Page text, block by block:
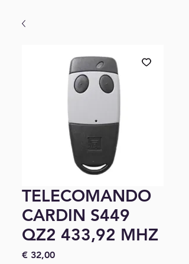
TELECOMANDO
CARDIN S449
QZ2 433,92 MHZ
€ 32,00Preço